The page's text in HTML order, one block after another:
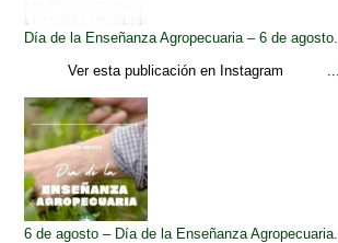
Día de la Enseñanza Agropecuaria – 6 de agosto.
Ver esta publicación en Instagram ...
6 de agosto – Día de la Enseñanza Agropecuaria.